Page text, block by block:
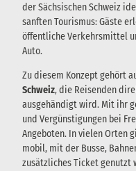
der Sächsischen Schweiz
sanften Tourismus: Gäste
öffentliche Verkehrsmittel
Auto.
Zu diesem Konzept gehört
Schweiz, die Reisenden
ausgehändigt wird. Mit ihr
und Vergünstigungen bei
Angeboten. In vielen Orten
mobil, mit der Busse,
zusätzliches Ticket genutzt